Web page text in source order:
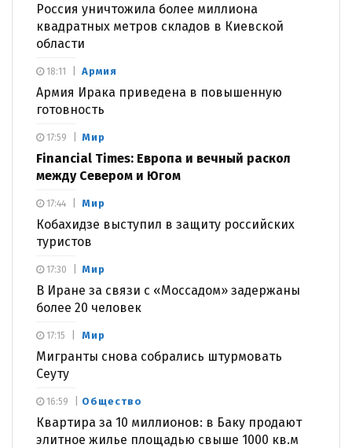
Россия уничтожила более миллиона
квадратных метров складов в Киевской
области
Армия
Армия Ирака приведена в повышенную
готовность
18:11
Мир
Financial Times: Европа и вечный раскол
между Севером и Югом
17:59
Мир
Кобахидзе выступил в защиту российских
туристов
17:44
Мир
В Иране за связи с «Моссадом» задержаны
более 20 человек
17:30
Мир
Мигранты снова собрались штурмовать
Сеуту
17:15
Общество
Квартира за 10 миллионов: в Баку продают
элитное жилье площадью свыше 1000 кв.м
16:59